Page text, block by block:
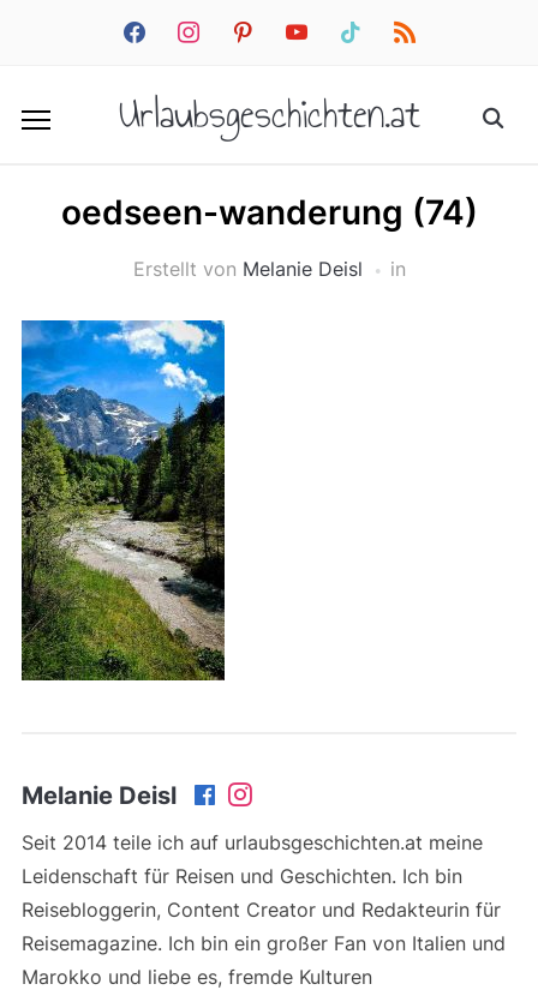
facebookinstagrampinterestyoutube tiktok rss
Urlaubsgeschichten.at
oedseen-wanderung (74)
Erstellt von Melanie Deisl in
Melanie Deisl
Seit 2014 teile ich auf urlaubsgeschichten.at meine
Leidenschaft für Reisen und Geschichten. Ich bin
Reisebloggerin, Content Creator und Redakteurin für
Reisemagazine. Ich bin ein großer Fan von Italien und
Marokko und liebe es, fremde Kulturen